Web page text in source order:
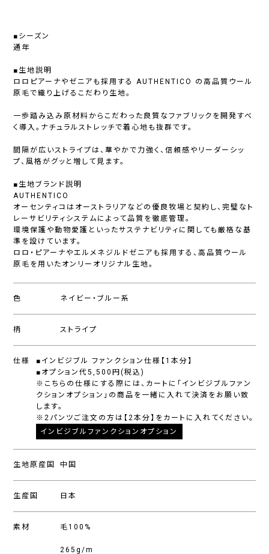
■シーズン
通年
■生地説明
ロロピアーナやゼニアも採用する AUTHENTICO の高品質ウール
原毛で織り上げるこだわり生地。
一歩踏み込み原材料からこだわった良質なファブリックを開発すべ
く導入。ナチュラルストレッチで着心地も抜群です。
間隔が広いストライプは、華やかで力強く、信頼感やリーダーシッ
プ、風格がグッと増して見ます。
■生地ブランド説明
AUTHENTICO
オーセンティコはオーストラリアなどの優良牧場と契約し、完璧なト
レーサビリティシステムによって品質を徹底管理。
環境保護や動物愛護といったサステナビリティに関しても厳格な基
準を設けています。
ロロ・ピアーナやエルメネジルドゼニアも採用する、高品質ウール
原毛を用いたオンリーオリジナル生地。
色 ネイビー・ブルー系
柄 ストライプ
仕様
■インビジブル ファンクション仕様【1本分】
■オプション代5,500円(税込)
※こちらの仕様にする際には、カートに「インビジブルファン
クションオプション」の商品を一緒に入れて決済をお願い致
します。
※2パンツご注文の方は【2本分】をカートに入れてください。
インビジブルファンクションオプション
生地原産国 中国
生産国 日本
素材 毛100%
265g/m